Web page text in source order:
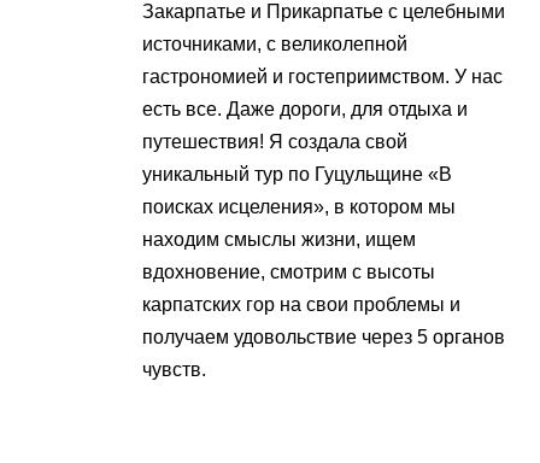
Закарпатье и Прикарпатье с целебными
источниками, с великолепной
гастрономией и гостеприимством. У нас
есть все. Даже дороги, для отдыха и
путешествия! Я создала свой
уникальный тур по Гуцульщине «В
поисках исцеления», в котором мы
находим смыслы жизни, ищем
вдохновение, смотрим с высоты
карпатских гор на свои проблемы и
получаем удовольствие через 5 органов
чувств.